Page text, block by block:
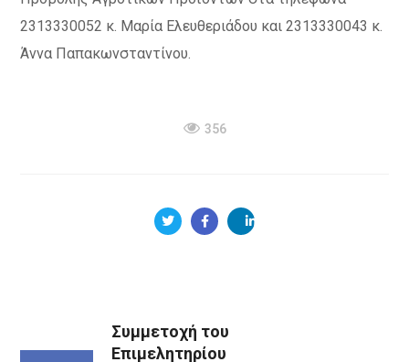
2313330052 κ. Μαρία Ελευθεριάδου και 2313330043 κ.
Άννα Παπακωνσταντίνου.
356
Συμμετοχή του
Επιμελητηρίου